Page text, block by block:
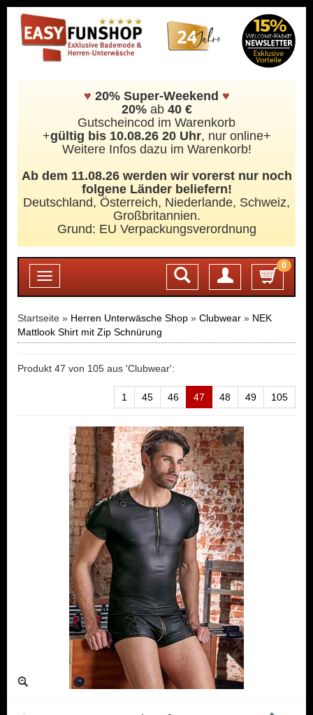
♥ 20% Super-Weekend ♥
20%ab 40 €
Gutscheincod im Warenkorb
+gültig bis 10.08.26 20 Uhr, nur online+
Weitere Infos dazu im Warenkorb!
Ab dem 11.08.26 werden wir vorerst nur noch
folgene Länder beliefern!
Deutschland, Österreich, Niederlande, Schweiz,
Großbritannien.
Grund: EU Verpackungsverordnung
Toggle
navigation
0
Login
Startseite » Herren Unterwäsche Shop » Clubwear » NEK
Mattlook Shirt mit Zip Schnürung
Produkt 47 von 105 aus 'Clubwear':
1 45 46 47 48 49 105